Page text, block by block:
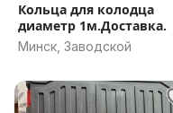
Кольца для колодца
диаметр 1м.Доставка.
Минск, Заводской